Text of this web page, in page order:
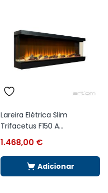
Lareira Elétrica Slim
Trifacetus F150 A...
1.468,00 €
Adicionar